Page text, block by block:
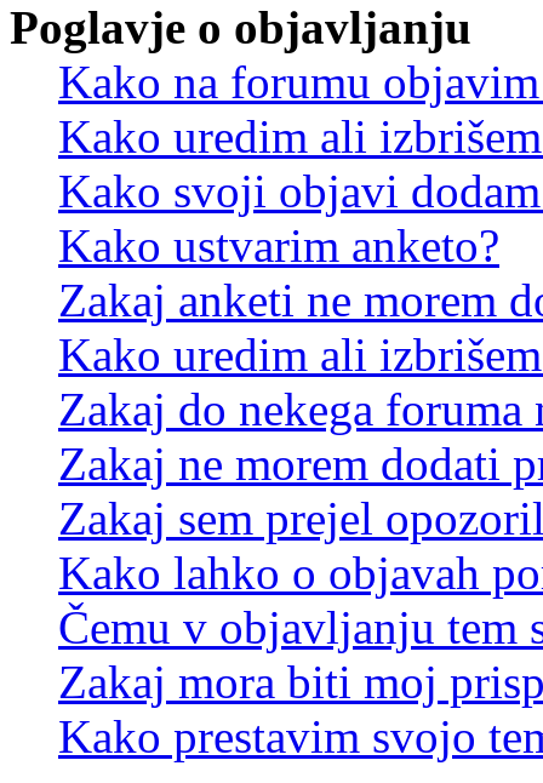
Poglavje o objavljanju
Kako na forumu
Kako uredim ali
Kako svoji objavi
Kako ustvarim anketo?
Zakaj anketi ne morem
Kako uredim ali
Zakaj do nekega foruma
Zakaj ne morem dodati
Zakaj sem prejel
Kako lahko o objavah
Čemu v objavljanju tem
Zakaj mora biti moj
Kako prestavim svojo